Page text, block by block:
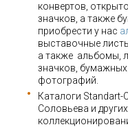
конвертов,
значков, а также
приобрести у нас
выставочные
а также альбомы,
значков, бумажных
фотографий.
Каталоги Standart-
Соловьева и